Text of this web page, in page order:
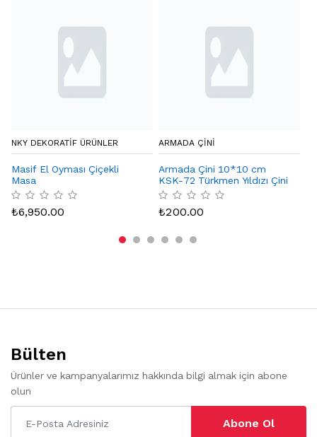
NKY DEKORATIF ÜRÜNLER
Masif El Oyması Çiçekli
Masa
₺6,950.00
ARMADA ÇİNİ
Armada Çini 10*10 cm
KSK-72 Türkmen Yıldızı Çini
Karo Seramik Desenli
Bordür Köşesi
₺200.00
Bülten
Ürünler ve kampanyalarımız hakkında bilgi almak için abone
olun
Abone Ol